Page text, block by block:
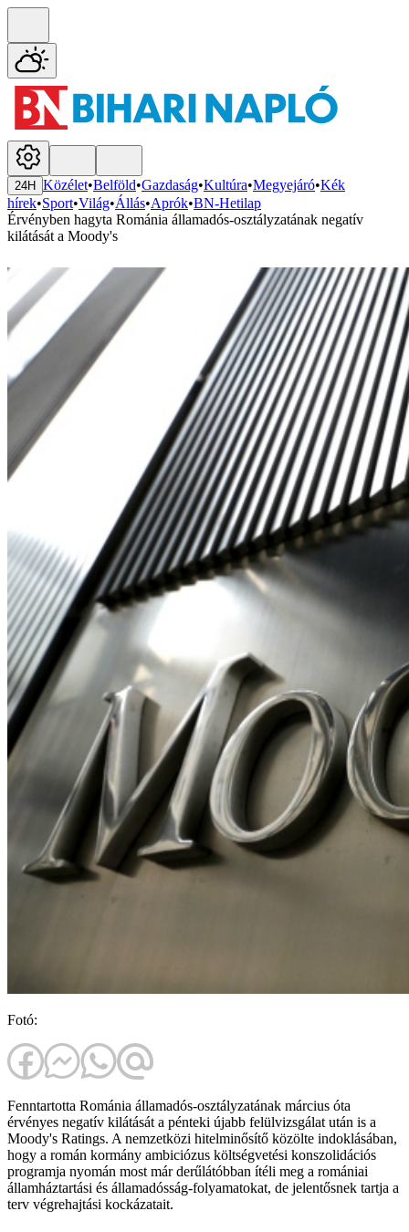
24H Közélet•Belföld•Gazdaság•Kultúra•Megyejáró•Kék
hírek•Sport•Világ•Állás•Aprók•BN-Hetilap
Érvényben hagyta Románia államadós-osztályzatának negatív
kilátását a Moody's
Fotó:
Fenntartotta Románia államadós-osztályzatának március óta
érvényes negatív kilátását a pénteki újabb felülvizsgálat után is a
Moody's Ratings. A nemzetközi hitelminősítő közölte indoklásában,
hogy a román kormány ambiciózus költségvetési konszolidációs
programja nyomán most már derűlátóbban ítéli meg a romániai
államháztartási és államadósság-folyamatokat, de jelentősnek tartja a
terv végrehajtási kockázatait.